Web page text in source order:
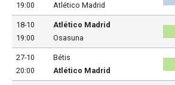
19:00
Atlético Madrid
18-10
19:00
Atlético Madrid
Osasuna
27-10
20:00
Bétis
Atlético Madrid